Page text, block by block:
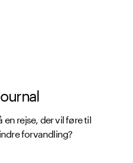
en rejse, der vil føre til
forvandling?